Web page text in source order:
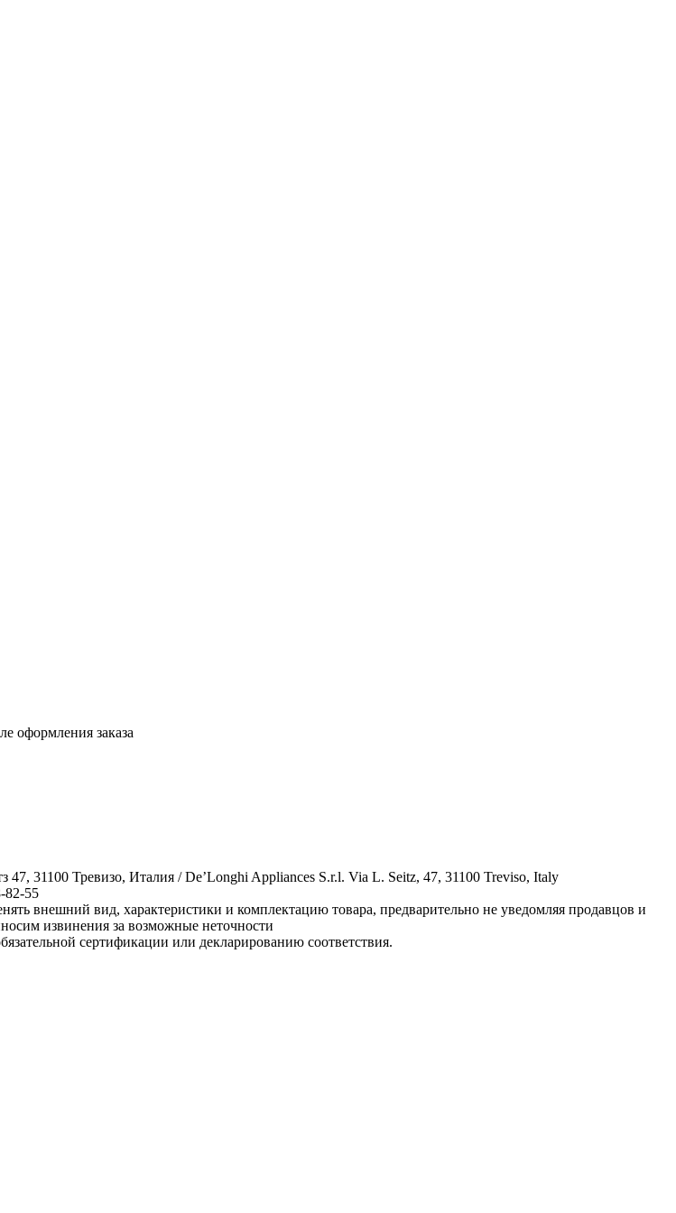
оформления заказа
31100 Тревизо, Италия / De’Longhi Appliances S.r.l. Via L. Seitz, 47, 31100 Treviso, Italy
82-55
внешний вид, характеристики и комплектацию товара, предварительно не уведомляя продавцов и
извинения за возможные неточности
сертификации или декларированию соответствия.